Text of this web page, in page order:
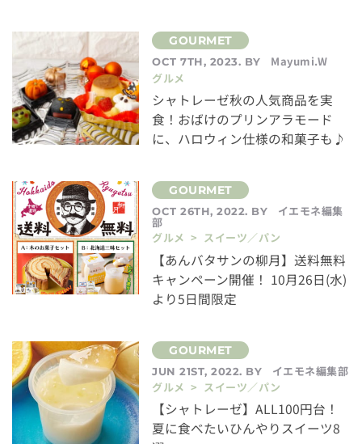
OCT 7TH, 2023. BY
Mayumi.W
グルメ
シャトレーゼ秋の人気商品を実
食！おばけのプリンアラモード
に、ハロウィン仕様の和菓子も♪
OCT 26TH, 2022. BY イエモネ編集
部
グルメ > スイーツ／パン
【あんバタサンの柳月】送料無料
キャンペーン開催！ 10月26日(水)
より5日間限定
JUN 21ST, 2022. BY
イエモネ編集部
グルメ > スイーツ／パン
【シャトレーゼ】ALL100円台！
夏に食べたいひんやりスイーツ8